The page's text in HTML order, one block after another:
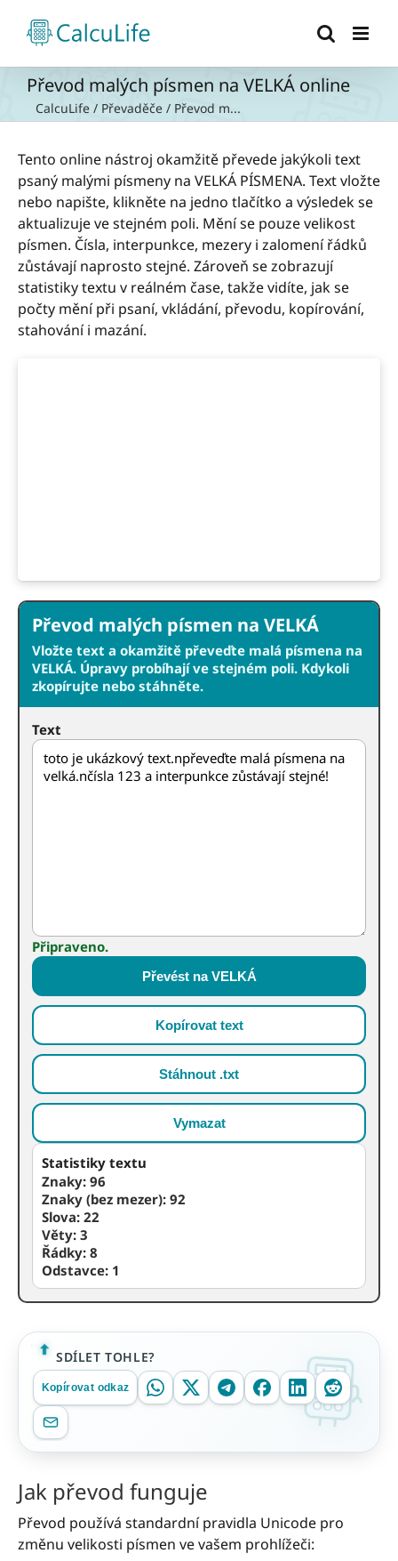
obsah
Převod malých písmen na VELKÁ online
CalcuLife / Převaděče / Převod m...
Tento online nástroj okamžitě převede jakýkoli text
psaný malými písmeny na VELKÁ PÍSMENA. Text vložte
nebo napište, klikněte na jedno tlačítko a výsledek se
aktualizuje ve stejném poli. Mění se pouze velikost
písmen. Čísla, interpunkce, mezery i zalomení řádků
zůstávají naprosto stejné. Zároveň se zobrazují
statistiky textu v reálném čase, takže vidíte, jak se
počty mění při psaní, vkládání, převodu, kopírování,
stahování i mazání.
Převod malých písmen na VELKÁ
Vložte text a okamžitě převeďte malá písmena na
VELKÁ. Úpravy probíhají ve stejném poli. Kdykoli
zkopírujte nebo stáhněte.
Text
Připraveno.
Převést na VELKÁ
Kopírovat text
Stáhnout .txt
Vymazat
Statistiky textu
Znaky: 96
Znaky (bez mezer): 92
Slova: 22
Věty: 3
Řádky: 8
Odstavce: 1
SDÍLET TOHLE?
Kopírovat odkaz
Jak převod funguje
Převod používá standardní pravidla Unicode pro
změnu velikosti písmen ve vašem prohlížeči: